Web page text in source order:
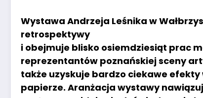
Wystawa Andrzeja Leśnika w
retrospektywy
i obejmuje blisko osiemdziesiąt prac
reprezentantów poznańskiej sceny
także uzyskuje bardzo ciekawe
papierze. Aranżacja wystawy